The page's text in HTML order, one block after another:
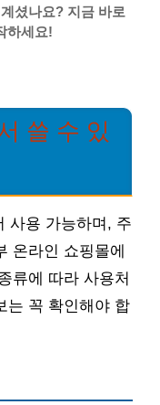
셨나요? 지금 바로
하세요!
쓸 수 있
사용 가능하며, 주
온라인 쇼핑몰에
류에 따라 사용처
는 꼭 확인해야 합